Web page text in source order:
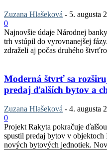
Zuzana Hlašeková - 5. augusta
0
Najnovšie údaje Národnej
trh vstúpil do vyrovnanejšej
zdraželi aj počas druhého
Moderná štvrť sa
predaj ďalších bytov a
Zuzana Hlašeková - 4. augusta
0
Projekt Rakyta pokračuje
spustil predaj bytov v
nových bytových jednotiek.